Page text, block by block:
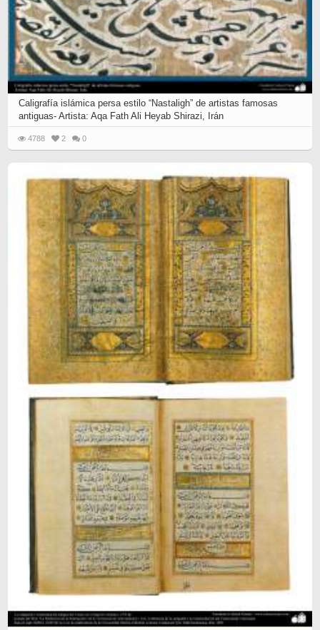
Caligrafía islámica persa estilo “Nastaligh” de artistas famosas
antiguas- Artista: Aqa Fath Ali Heyab Shirazi, Irán
4788 2 0